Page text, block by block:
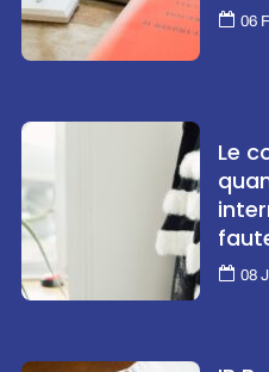
06
Le
08